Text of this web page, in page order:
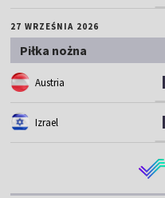
27 WRZEŚNIA 2026
Piłka nożna
Austria
Izrael